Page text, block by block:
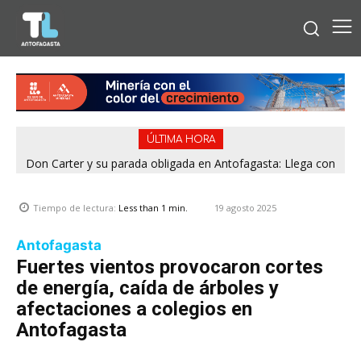
ÚLTIMA HORA
Don Carter y su parada obligada en Antofagasta: Llega con
Tiempo de lectura: Less than 1 min. 19 agosto 2025
Antofagasta
Fuertes vientos provocaron cortes
de energía, caída de árboles y
afectaciones a colegios en
Antofagasta